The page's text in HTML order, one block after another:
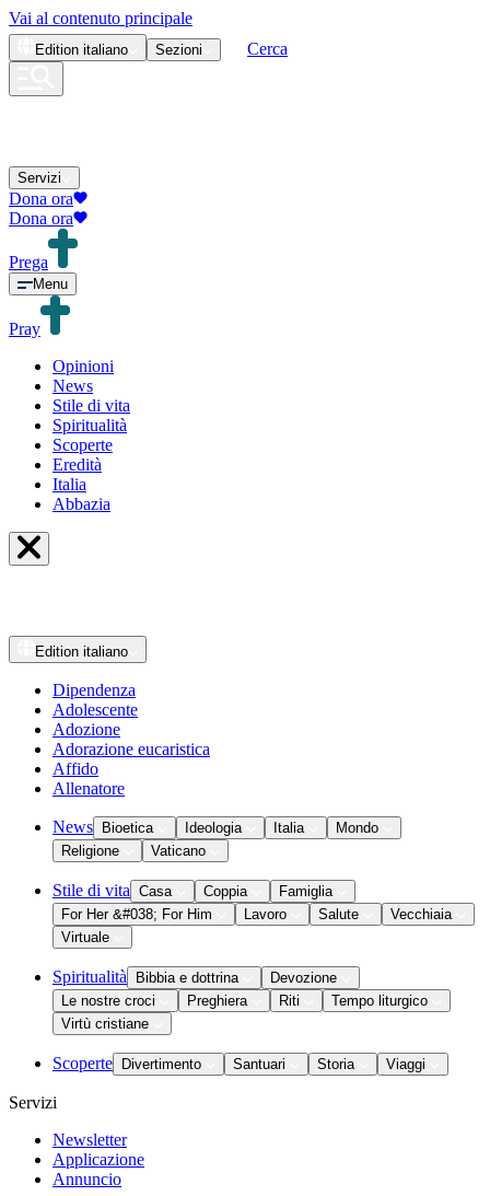
Vai al contenuto principale
Edition italiano Sezioni Cerca
Servizi
Dona ora
Dona ora
Prega
Menu
Pray
Opinioni
News
Stile di vita
Spiritualità
Scoperte
Eredità
Italia
Abbazia
Edition italiano
Dipendenza
Adolescente
Adozione
Adorazione eucaristica
Affido
Allenatore
News Bioetica Ideologia Italia
Mondo
Religione
Vaticano
Stile di vita Casa Coppia
Famiglia
For Her &#038; For Him
Lavoro Salute
Vecchiaia
Virtuale
Spiritualità Bibbia e dottrina
Devozione
Le nostre croci
Preghiera Riti
Tempo liturgico
Virtù cristiane
Scoperte Divertimento Santuari Storia Viaggi
Servizi
Newsletter
Applicazione
Annuncio